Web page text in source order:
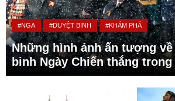
#NGA #DUYỆT BINH #KHÁM PHÁ
Những hình ảnh ấn tượng
binh Ngày Chiến thắng